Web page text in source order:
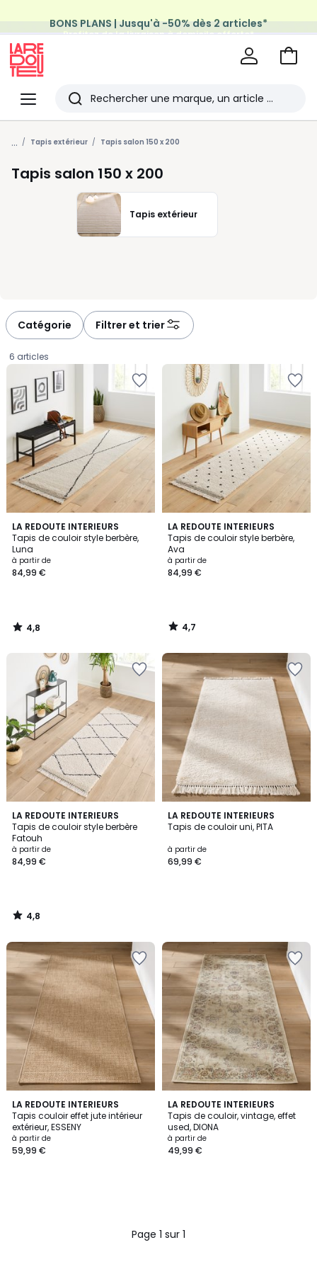
Profitez de la livraison à domicile offerte*
sur tous vos achats Mode & Maison
Menu
Redoute
Rechercher
Les
derniers
articles
consultés
Aller
... Tapis extérieur Tapis salon 150 x 200
Tapis salon 150 x 200
Tapis extérieur
Catégorie Filtrer et trier
6 articles
LA REDOUTE INTERIEURS
Tapis de couloir style berbère,
Luna
Prix
à
84,99
€.
à partir de
84,99 €
4,8
/ 5
4,8
/
LA REDOUTE INTERIEURS
Tapis de couloir style berbère,
Ava
à partir de
84,99 €
4,7
/ 5
4,7
/
LA REDOUTE INTERIEURS
Tapis de couloir style berbère
Fatouh
à partir de
84,99 €
4,8
/ 5
4,8
/
LA REDOUTE INTERIEURS
Tapis de couloir uni, PITA
à partir de
69,99 €
LA REDOUTE INTERIEURS
Tapis couloir effet jute intérieur
extérieur, ESSENY
à partir de
59,99 €
LA REDOUTE INTERIEURS
Tapis de couloir, vintage, effet
used, DIONA
à partir de
49,99 €
Page 1 sur 1